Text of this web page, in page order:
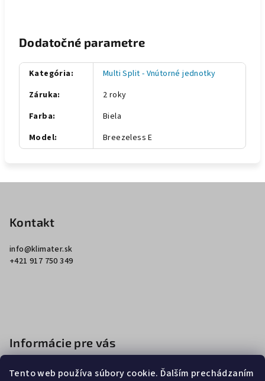
Tento web používa súbory cookie. Ďalším prechádzaním
Dodatočné parametre
Kategória:
Multi Split - Vnútorné jednotky
Záruka:
2 roky
Farba:
Biela
Model: Breezeless E
Kontakt
info@klimater.sk
+421 917 750 349
Informácie pre vás
Ako nakupovať